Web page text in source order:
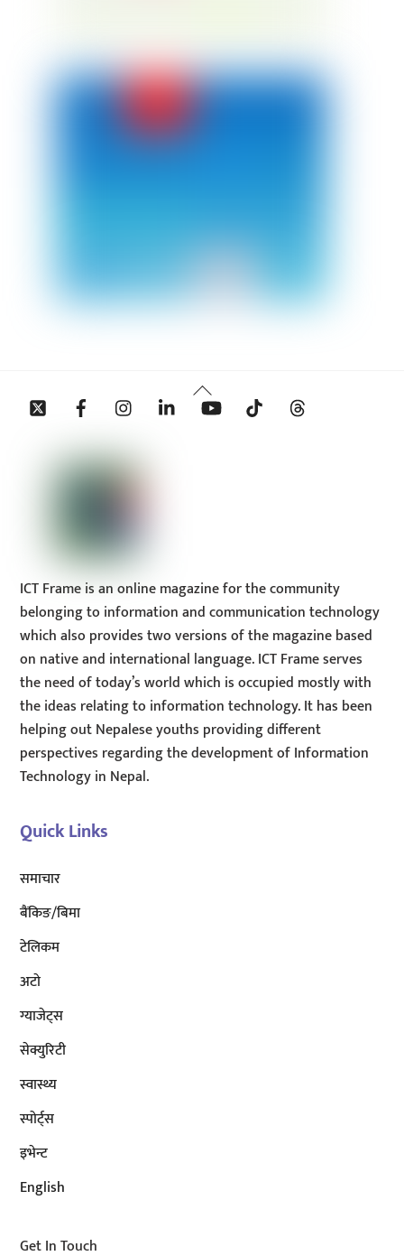
Back
To
Twitter Facebook InstagramLinkedin YouTube Tiktok
ICT Frame is an online magazine for the community
belonging to information and communication technology
which also provides two versions of the magazine based
on native and international language. ICT Frame serves
the need of today’s world which is occupied mostly with
the ideas relating to information technology. It has been
helping out Nepalese youths providing different
perspectives regarding the development of Information
Technology in Nepal.
Quick Links
समाचार
बैंकिङ/बिमा
टेलिकम
अटाे
ग्याजेट्स
सेक्युरिटी
स्वास्थ्य
स्पोर्ट्स
इभेन्ट
English
Get In Touch